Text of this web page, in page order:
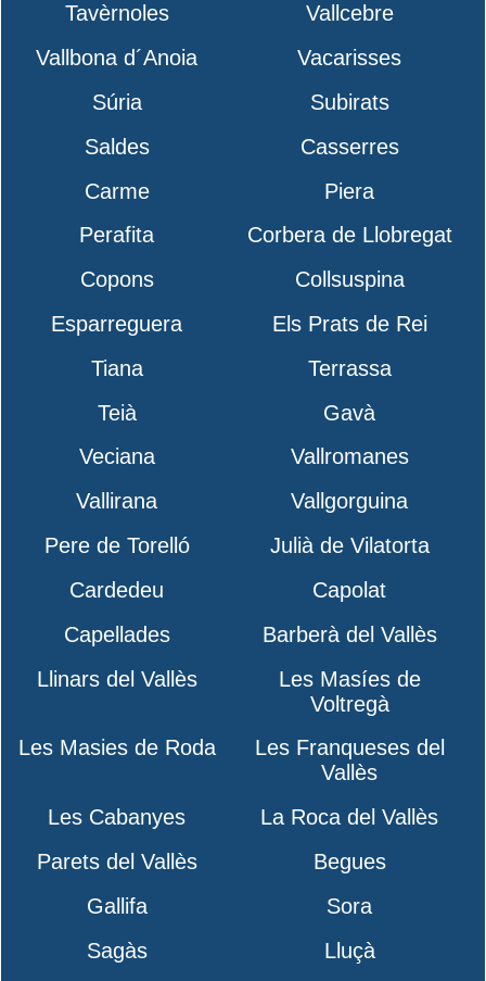
Tavèrnoles
Vallcebre
Vallbona d´Anoia
Vacarisses
Súria
Subirats
Saldes
Casserres
Carme
Piera
Perafita
Corbera de Llobregat
Copons
Collsuspina
Esparreguera
Els Prats de Rei
Tiana
Terrassa
Teià
Gavà
Veciana
Vallromanes
Vallirana
Vallgorguina
Pere de Torelló
Julià de Vilatorta
Cardedeu
Capolat
Capellades
Barberà del Vallès
Llinars del Vallès
Les Masíes de
Voltregà
Les Masies de Roda
Les Franqueses del
Vallès
Les Cabanyes
La Roca del Vallès
Parets del Vallès
Begues
Gallifa
Sora
Sagàs
Lluçà